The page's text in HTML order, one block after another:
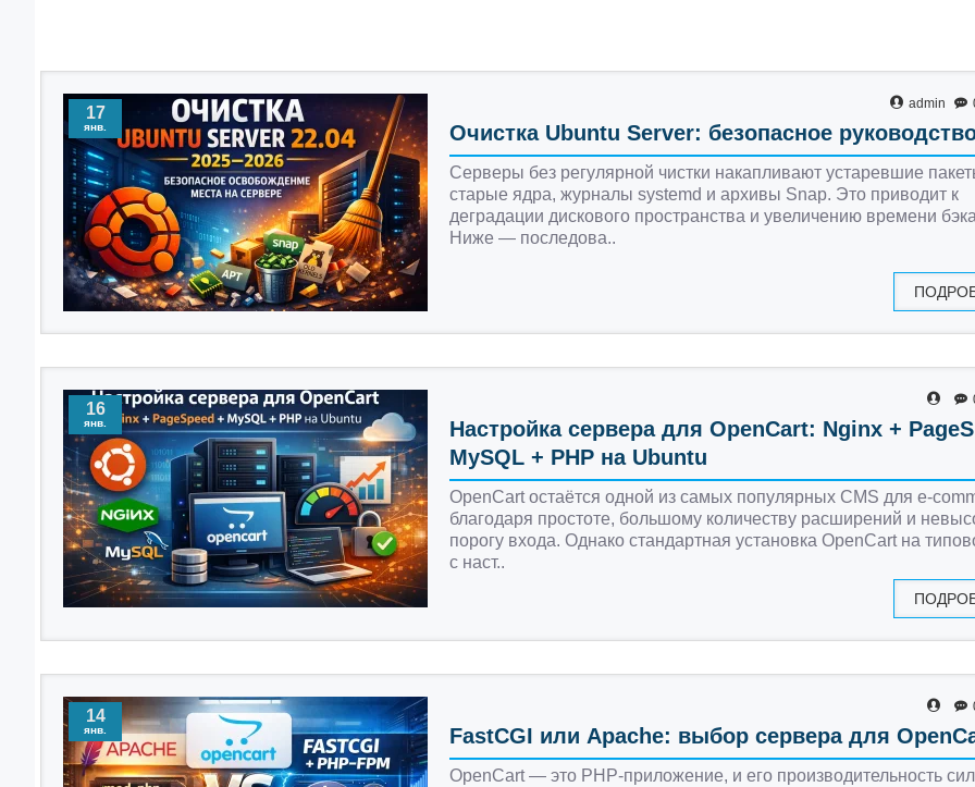
17
янв.
admin
Очистка Ubuntu Server: безопасное
Серверы без регулярной чистки накапливают устаревшие
старые ядра, журналы systemd и архивы Snap. Это приводит к
деградации дискового пространства и увеличению времени
Ниже — последова..
16
янв.
Настройка сервера для OpenCart: Nginx +
MySQL + PHP на Ubuntu
OpenCart остаётся одной из самых популярных CMS для e-
благодаря простоте, большому количеству расширений и
порогу входа. Однако стандартная установка OpenCart на
с наст..
14
янв. FastCGI или Apache: выбор сервера для
OpenCart — это PHP-приложение, и его производительность